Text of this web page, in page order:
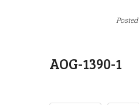
Posted
AOG-1390-1